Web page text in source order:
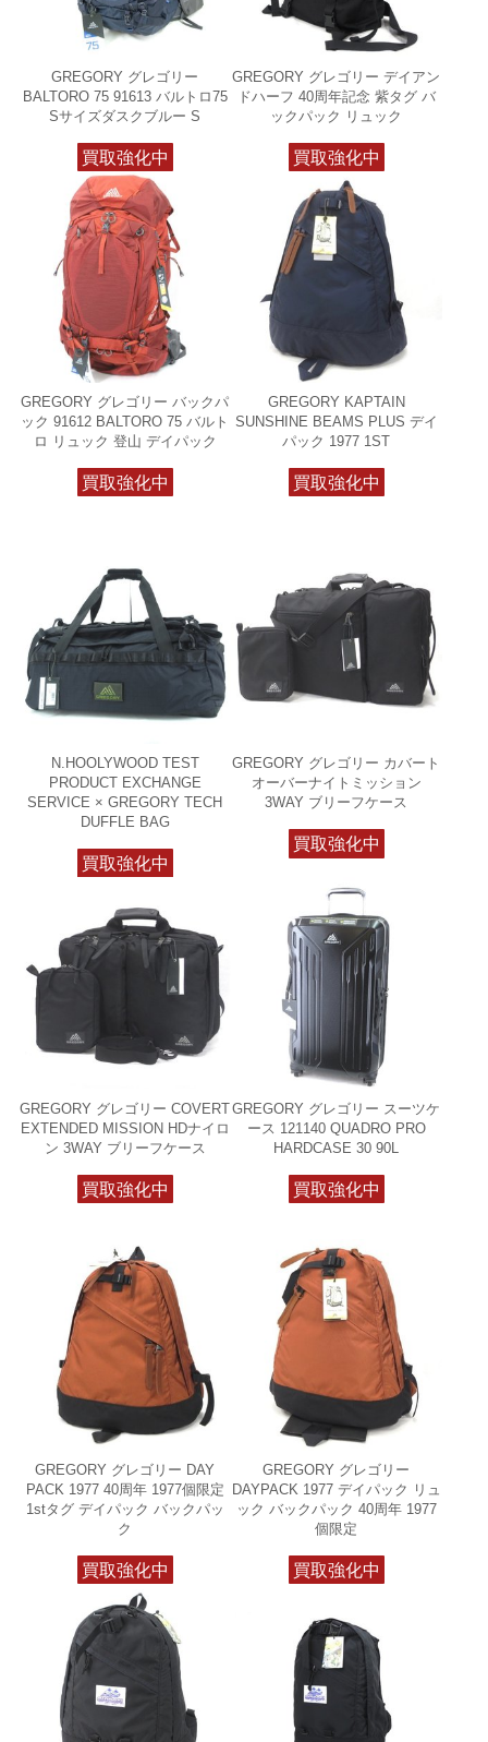
GREGORY グレゴリー
BALTORO 75 91613 バルトロ75
Sサイズダスクブルー S
買取強化中
GREGORY グレゴリー デイアン
ドハーフ 40周年記念 紫タグ バ
ックパック リュック
買取強化中
GREGORY グレゴリー バックパ
ック 91612 BALTORO 75 バルト
ロ リュック 登山 デイパック
買取強化中
GREGORY KAPTAIN
SUNSHINE BEAMS PLUS デイ
パック 1977 1ST
買取強化中
N.HOOLYWOOD TEST
PRODUCT EXCHANGE
SERVICE × GREGORY TECH
DUFFLE BAG
買取強化中
GREGORY グレゴリー カバート
オーバーナイトミッション
3WAY ブリーフケース
買取強化中
GREGORY グレゴリー COVERT
EXTENDED MISSION HDナイロ
ン 3WAY ブリーフケース
買取強化中
GREGORY グレゴリー スーツケ
ース 121140 QUADRO PRO
HARDCASE 30 90L
買取強化中
GREGORY グレゴリー DAY
PACK 1977 40周年 1977個限定
1stタグ デイパック バックパッ
ク
買取強化中
GREGORY グレゴリー
DAYPACK 1977 デイパック リュ
ック バックパック 40周年 1977
個限定
買取強化中